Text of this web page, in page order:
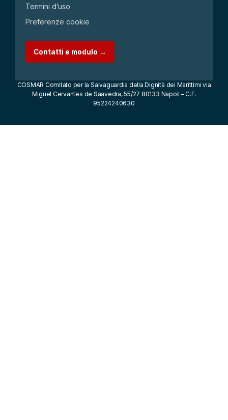
Termini d’uso
Preferenze cookie
Contatti e modulo →
COSMAR Comitato per la Salvaguardia della Dignità dei Marittimi via
Miguel Cervantes de Saavedra, 55/27 80133 Napoli – C.F.
95224240630